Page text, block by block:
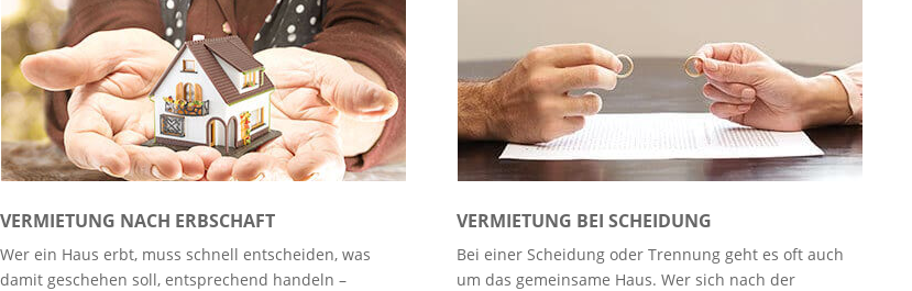
VERMIETUNG NACH ERBSCHAFT
Wer ein Haus erbt, muss schnell entscheiden, was
damit geschehen soll, entsprechend handeln –
VERMIETUNG BEI SCHEIDUNG
Bei einer Scheidung oder Trennung geht es oft auch
um das gemeinsame Haus. Wer sich nach der